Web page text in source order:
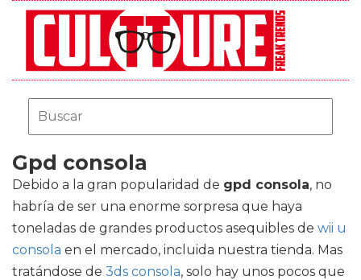
Gpd consola
Debido a la gran popularidad de gpd consola, no
habría de ser una enorme sorpresa que haya
toneladas de grandes productos asequibles de wii u
consola en el mercado, incluida nuestra tienda. Mas
tratándose de 3ds consola, solo hay unos pocos que